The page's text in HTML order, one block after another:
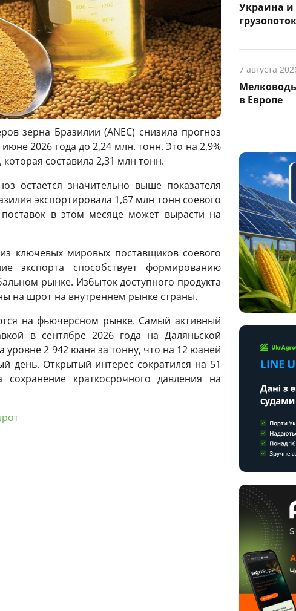
зерна Бразилии (ANEC) снизила прогноз
2026 года до 2,24 млн. тонн. Это на 2,9%
составила 2,31 млн тонн.
остается значительно выше показателя
экспортировала 1,67 млн ​​тонн соевого
в этом месяце может вырасти на
ключевых мировых поставщиков соевого
экспорта способствует формированию
рынке. Избыток доступного продукта
на шрот на внутреннем рынке страны.
на фьючерсном рынке. Самый активный
в ​​сентябре 2026 года на Даляньской
2 942 юаня за тонну, что на 12 юаней
день. Открытый интерес сократился на 51
краткосрочного давления на
Украина и
7 августа
в Европе